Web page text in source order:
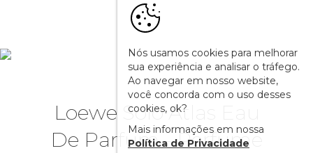
Loewe Solo Atlas Eau
De Parfum - Perfume
Nós usamos cookies para melhorar
sua experiência e analisar o tráfego.
Ao navegar em nosso website,
você concorda com o uso desses
cookies, ok?
Mais informações em nossa
Política de Privacidade